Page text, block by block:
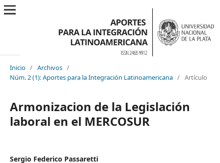
Inicio / Archivos /
Núm. 2 (1): Aportes para la Integración Latinoamericana / Artículo
Armonizacion de la Legislación
laboral en el MERCOSUR
Sergio Federico Passaretti